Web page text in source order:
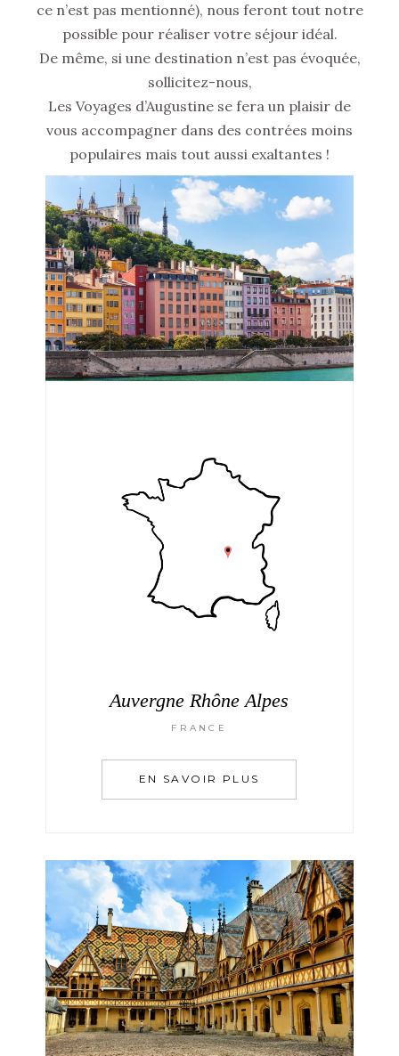
ce n’est pas mentionné), nous feront tout notre
possible pour réaliser votre séjour idéal.
De même, si une destination n’est pas évoquée,
sollicitez-nous,
Les Voyages d’Augustine se fera un plaisir de
vous accompagner dans des contrées moins
populaires mais tout aussi exaltantes !
Auvergne Rhône Alpes
FRANCE
EN SAVOIR PLUS